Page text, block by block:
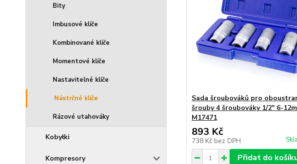
Bity
Imbusové klíče
Kombinované klíče
Momentové klíče
Nastavitelné klíče
Nástrčné klíče
Rázové utahováky
Kobyłki
Kompresory
Sada šroubováků pro
šrouby 4 šroubováky 1/2" 6-
M17471
893 Kč
738 Kč bez DPH
Přidat do